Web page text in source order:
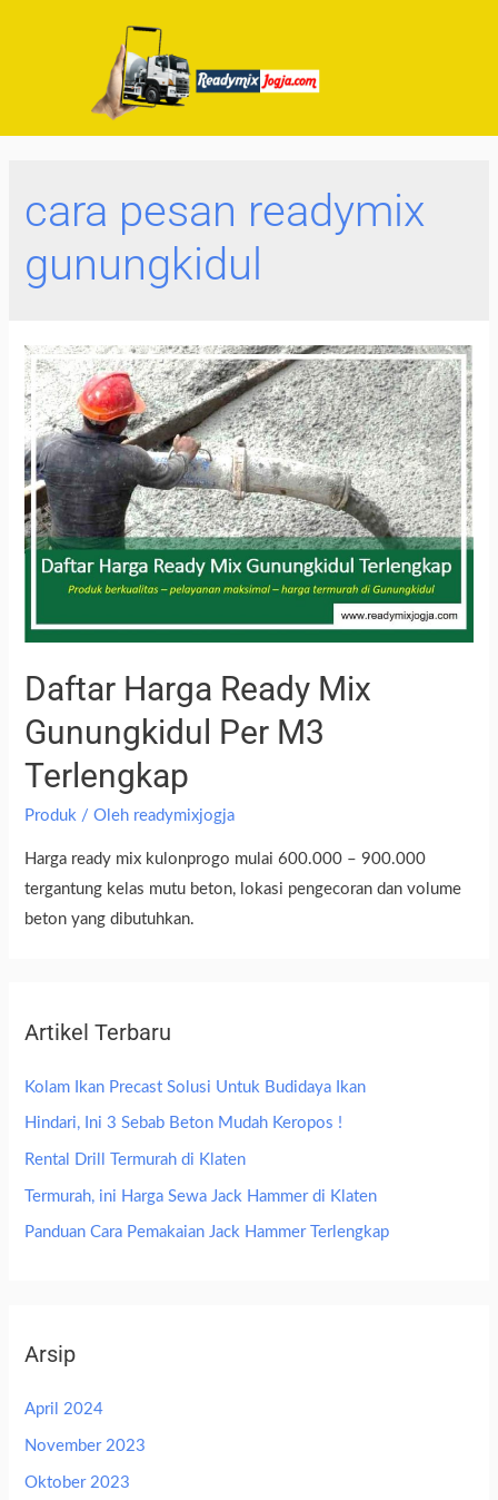
cara pesan readymix
gunungkidul
Daftar Harga Ready Mix
Gunungkidul Per M3
Terlengkap
Produk / Oleh readymixjogja
Harga ready mix kulonprogo mulai 600.000 – 900.000
tergantung kelas mutu beton, lokasi pengecoran dan volume
beton yang dibutuhkan.
Artikel Terbaru
Kolam Ikan Precast Solusi Untuk Budidaya Ikan
Hindari, Ini 3 Sebab Beton Mudah Keropos !
Rental Drill Termurah di Klaten
Termurah, ini Harga Sewa Jack Hammer di Klaten
Panduan Cara Pemakaian Jack Hammer Terlengkap
Arsip
April 2024
November 2023
Oktober 2023